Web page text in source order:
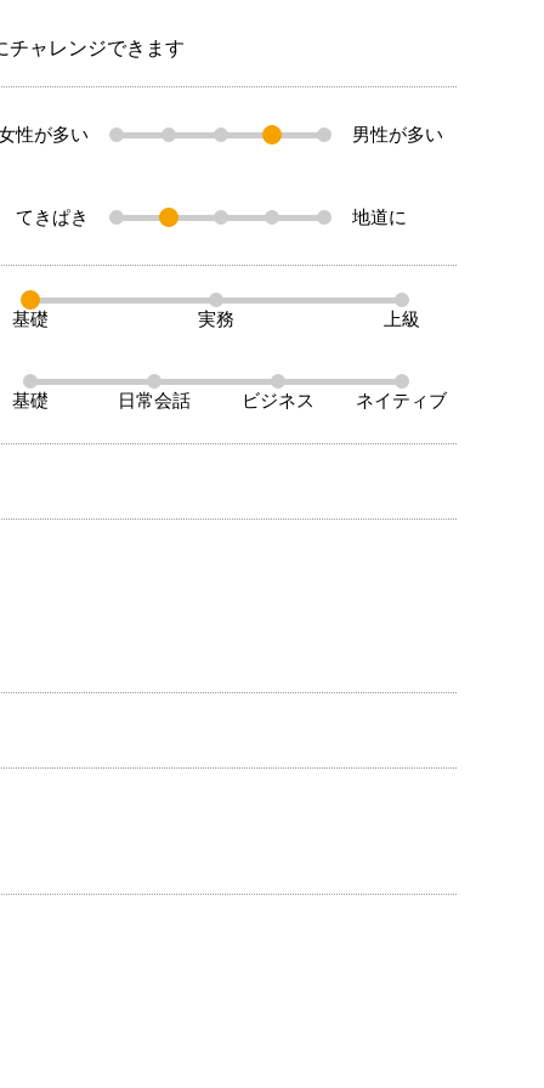
チャレンジできます
性が多い 男性が多い
てきぱき 地道に
基礎 実務 上級
基礎 日常会話 ビジネス ネイティブ